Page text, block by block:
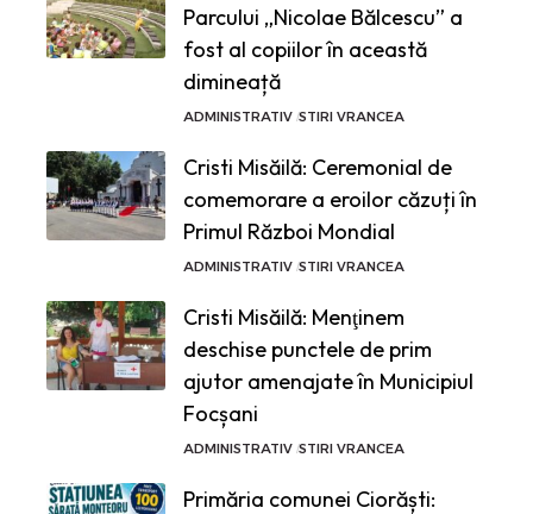
Parcului „Nicolae Bălcescu” a
fost al copiilor în această
dimineață
ADMINISTRATIV STIRI VRANCEA
Cristi Misăilă: Ceremonial de
comemorare a eroilor căzuți în
Primul Război Mondial
ADMINISTRATIV STIRI VRANCEA
Cristi Misăilă: Menţinem
deschise punctele de prim
ajutor amenajate în Municipiul
Focșani
ADMINISTRATIV STIRI VRANCEA
Primăria comunei Ciorăști: